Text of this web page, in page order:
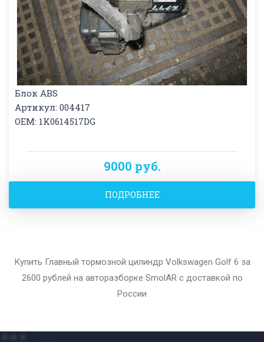
Блок ABS
Артикул: 004417
OEM: 1K0614517DG
9000 руб.
ПОДРОБНЕЕ
Купить Главный тормозной цилиндр Volkswagen Golf 6 за
2600 рублей на авторазборке SmolAR с доставкой по
России